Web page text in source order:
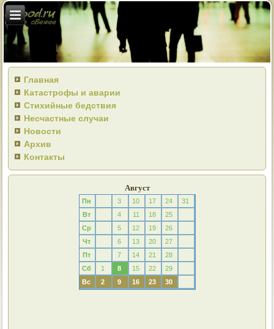
Главная
Катастрофы и аварии
Стихийные бедствия
Несчастные случаи
Новости
Архив
Контакты
Август
Пн 3 10 17 24
31
Вт
4 11 18
25
Ср
5 12 19
26
Чт
6 13 20
27
Пт
7 14 21
28
Сб
1 8 15 22
29
Вс
2 9 16 23 30